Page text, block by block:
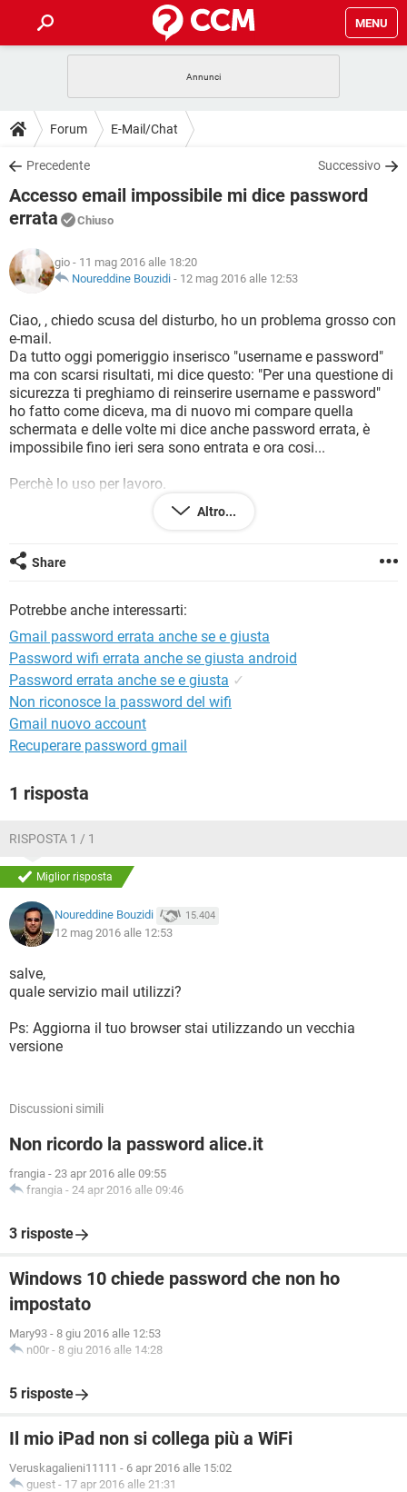
MENU
INTRATTENIMENTO
iOS
INSTAGRAM WHATSAPP
TIKTOK
HARDWARE
GUIDE
COVID-19
iOS
TIKTOK FACEBOOK
DOWNLOAD
COVID-19 GAMING
INTRATTENIMENTO
iOS
INSTAGRAM
TIKTOK FACEBOOK
HARDWARE
FORUM
INTRATTENIMENTO ANDROID
INSTAGRAM
FACEBOOK
HARDWARE
GLOSSARIO
COVID-19
INTRATTENIMENTO ANDROID
iOS WINDOWS 10
INSTAGRAM WHATSAPP
TIKTOK FACEBOOK
HARDWARE
Forum E-Mail/Chat
Precedente Successivo
Accesso email impossibile mi dice password
errata
Chiuso
gio - 11 mag 2016 alle 18:20
Noureddine Bouzidi - 12 mag 2016 alle 12:53
Ciao, , chiedo scusa del disturbo, ho un problema grosso con
e-mail.
Da tutto oggi pomeriggio inserisco "username e password"
ma con scarsi risultati, mi dice questo: "Per una questione di
sicurezza ti preghiamo di reinserire username e password"
ho fatto come diceva, ma di nuovo mi compare quella
schermata e delle volte mi dice anche password errata, è
impossibile fino ieri sera sono entrata e ora cosi...
Perchè lo uso per lavoro.
Ditemi cosa fare??? Grazie
Altro...
Share
Potrebbe anche interessarti:
Gmail password errata anche se e giusta
Password wifi errata anche se giusta android
Password errata anche se e giusta ✓
Non riconosce la password del wifi
Gmail nuovo account
Recuperare password gmail
1 risposta
RISPOSTA 1 / 1
Miglior risposta
Noureddine Bouzidi 15.404
12 mag 2016 alle 12:53
salve,
quale servizio mail utilizzi?
Ps: Aggiorna il tuo browser stai utilizzando un vecchia
versione
Discussioni simili
Non ricordo la password alice.it
frangia - 23 apr 2016 alle 09:55
frangia - 24 apr 2016 alle 09:46
3 risposte
Windows 10 chiede password che non ho
impostato
Mary93 - 8 giu 2016 alle 12:53
n00r - 8 giu 2016 alle 14:28
5 risposte
Il mio iPad non si collega più a WiFi
Veruskagalieni11111 - 6 apr 2016 alle 15:02
guest - 17 apr 2016 alle 21:31